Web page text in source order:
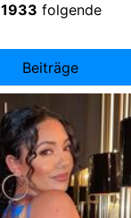
1933 folgende
Beiträge